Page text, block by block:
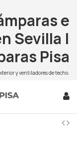
e
Sevilla |
Pisa
y ventiladores de techo.